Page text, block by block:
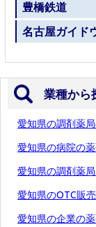
豊橋鉄道
名古屋ガイド
業種から
愛知県の調剤薬
愛知県の病院の
愛知県の調剤薬
愛知県のOTC販
愛知県の企業の